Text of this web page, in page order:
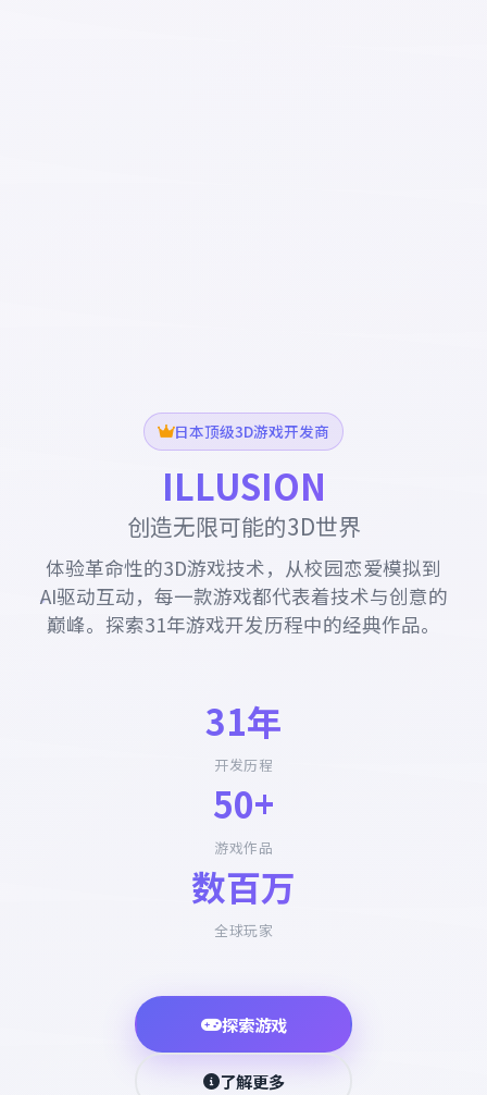
日本顶级3D游戏开发商
ILLUSION
创造无限可能的3D世界
体验革命性的3D游戏技术，从校园恋爱模拟到
AI驱动互动，每一款游戏都代表着技术与创意的
巅峰。探索31年游戏开发历程中的经典作品。
31年
开发历程
50+
游戏作品
数百万
全球玩家
探索游戏
了解更多